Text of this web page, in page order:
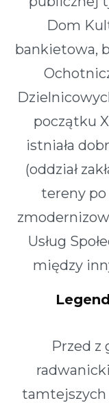
Dom
bankietowa,
początku
istniała
(oddział
tereny po
Usług
między
Przed z
tamtejszych